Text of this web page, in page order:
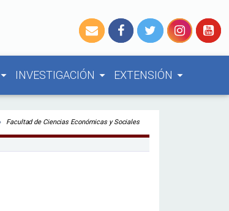
arrow_drop_down INVESTIGACIÓN arrow_drop_down EXTENSIÓN arrow_drop_down
Facultad de Ciencias Económicas y Sociales